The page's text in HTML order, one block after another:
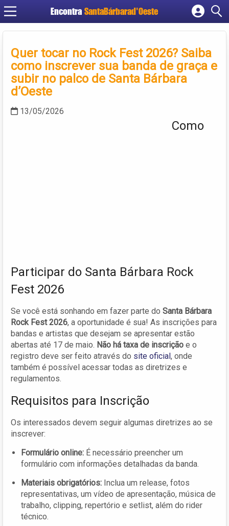
Encontra SantaBárbarad'Oeste
Cadastrar empresa
Criar conta
Quer tocar no Rock Fest 2026? Saiba
como inscrever sua banda de graça e
subir no palco de Santa Bárbara
d’Oeste
13/05/2026
Como
Participar do Santa Bárbara Rock
Fest 2026
Se você está sonhando em fazer parte do Santa Bárbara
Rock Fest 2026, a oportunidade é sua! As inscrições para
bandas e artistas que desejam se apresentar estão
abertas até 17 de maio. Não há taxa de inscrição e o
registro deve ser feito através do site oficial, onde
também é possível acessar todas as diretrizes e
regulamentos.
Requisitos para Inscrição
Os interessados devem seguir algumas diretrizes ao se
inscrever:
Formulário online: É necessário preencher um
formulário com informações detalhadas da banda.
Materiais obrigatórios: Inclua um release, fotos
representativas, um vídeo de apresentação, música de
trabalho, clipping, repertório e setlist, além do rider
técnico.